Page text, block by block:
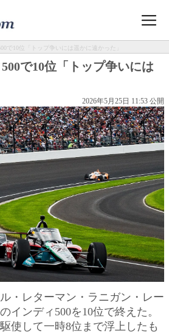
で10位「トップ争いには遥かに遠かった」
で10位「トップ争いには
2026年5月25日 11:53 公開
・レターマン・ラニガン・レー
インディ500を10位で終えた。
使して一時8位まで浮上したも